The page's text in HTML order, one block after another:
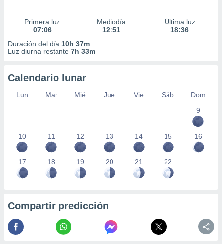
Primera luz
07:06
Mediodía
12:51
Última luz
18:36
Duración del día 10h 37m
Luz diurna restante 7h 33m
Calendario lunar
Lun Mar Mié Jue Vie Sáb
Dom
9
10 11 12 13 14 15 16
17 18 19 20 21 22
Compartir predicción